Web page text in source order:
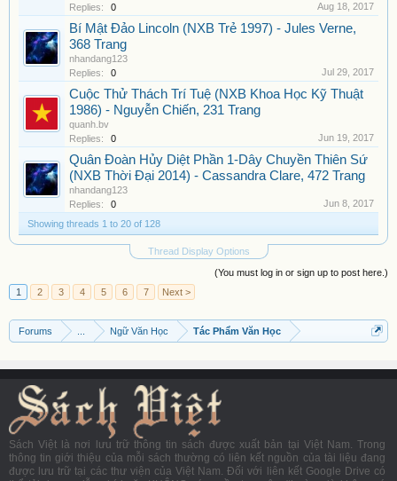
Replies:
0 Aug 18, 2017
Bí Mật Đảo Lincoln (NXB Trẻ 1997) - Jules Verne,
368 Trang
nhandang123
Replies:
0 Jul 29, 2017
Cuộc Thử Thách Trí Tuệ (NXB Khoa Học Kỹ Thuật
1986) - Nguyễn Chiến, 231 Trang
quanh.bv
Replies:
0 Jun 19, 2017
Quân Đoàn Hủy Diệt Phần 1-Dây Chuyền Thiên Sứ
(NXB Thời Đại 2014) - Cassandra Clare, 472 Trang
nhandang123
Replies:
0
Jun 8, 2017
Showing threads 1 to 20 of 128
Thread Display Options
(You must log in or sign up to post here.)
1
2 3 4 5 6 7 Next >
Forums Ngữ Văn Học Tác Phẩm Văn Học
Sách Việt là nơi lưu trữ thông tin sách được xuất bản tại Việt Nam. Trong
thông tin giới thiệu của mỗi sách thường có liên kết nguồn của tài liệu đang
được lưu trữ tại các thư viện của Việt Nam. Đối với liên kết Google Drive có